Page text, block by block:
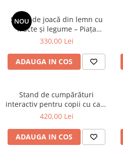
NOU
Stand de joacă din lemn cu
fructe și legume – Piața
copiilor cu accesorii
330,00 Lei
ADAUGA IN COS
Stand de cumpărături
interactiv pentru copii cu casă
de marcat și accesorii
420,00 Lei
ADAUGA IN COS